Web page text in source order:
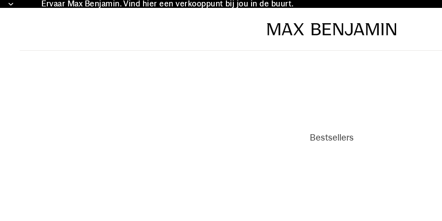
Ervaar Max Benjamin. Vind hier een verkooppunt bij jou in de buurt.
Ervaar Max Benjamin. Vind hier een verkooppunt bij jou in de buurt.
Bestsellers